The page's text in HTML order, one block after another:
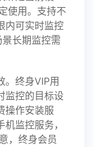
使用。支持不
内可实时监控
长期监控需
。终身VIP用
监控的目标设
操作安装服
监控服务，
，终身会员